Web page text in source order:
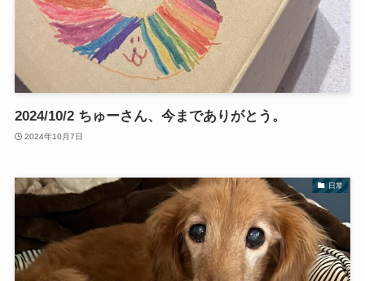
2024/10/2 ちゅーさん、今までありがとう。
2024年10月7日
日常